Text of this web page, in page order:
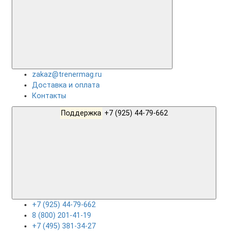
zakaz@trenermag.ru
Доставка и оплата
Контакты
Поддержка
+7 (925) 44-79-662
8 (800) 201-41-19
+7 (495) 381-34-27